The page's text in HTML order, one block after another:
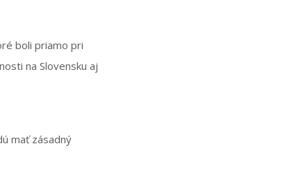
boli priamo pri
na Slovensku aj
mať zásadný